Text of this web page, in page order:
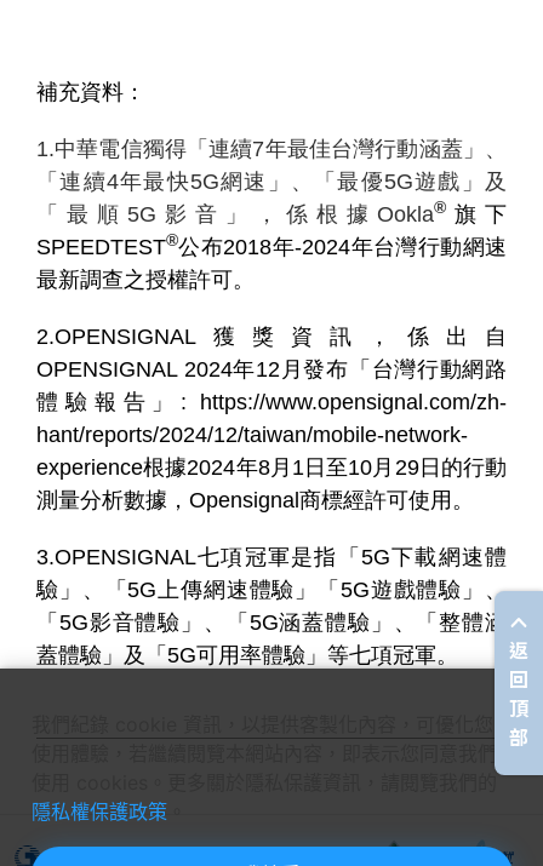
補充資料：
1.中華電信獨得「連續7年最佳台灣行動涵蓋」、
「連續4年最快5G網速」、「最優5G遊戲」及
「最順 5G 影音」 ，係根據 Ookla® 旗下
SPEEDTEST®公布2018年-2024年台灣行動網速
最新調查之授權許可。
2.OPENSIGNAL獲獎資訊，係出自
OPENSIGNAL 2024年12月發布「台灣行動網路
體驗報告」: https://www.opensignal.com/zh-
hant/reports/2024/12/taiwan/mobile-network-
experience根據2024年8月1日至10月29日的行動
測量分析數據，Opensignal商標經許可使用。
3.OPENSIGNAL七項冠軍是指「5G下載網速體
驗」、「5G上傳網速體驗」「5G遊戲體驗」、
「5G影音體驗」、「5G涵蓋體驗」、「整體涵
蓋體驗」及「5G可用率體驗」等七項冠軍。
返
回
頂
部
我們紀錄 cookie 資訊，以提供客製化內容，可優化您的
隱私權保護政策。